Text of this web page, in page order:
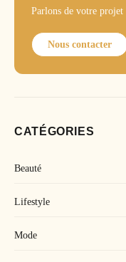
Parlons de votre projet
Nous contacter
CATÉGORIES
Beauté
Lifestyle
Mode